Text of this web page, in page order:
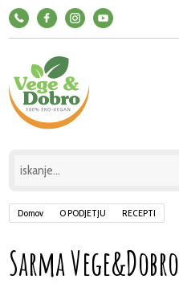
Domov O PODJETJU RECEPTI
Sarma Vege&Dobro